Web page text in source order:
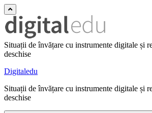
Situații de învățare cu instrumente digitale și
deschise
Digitaledu
Situații de învățare cu instrumente digitale și
deschise